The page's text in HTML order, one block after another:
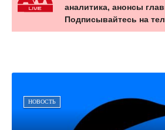
аналитика, анонсы
Подписывайтесь на
НОВОСТЬ